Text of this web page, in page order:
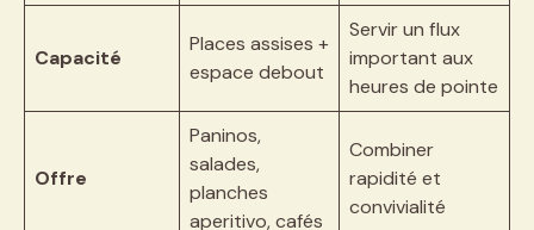
Capacité
Places assises +
espace debout
Servir un flux
important aux
heures de pointe
Offre
Paninos,
salades,
planches
aperitivo, cafés
Combiner
rapidité et
convivialité